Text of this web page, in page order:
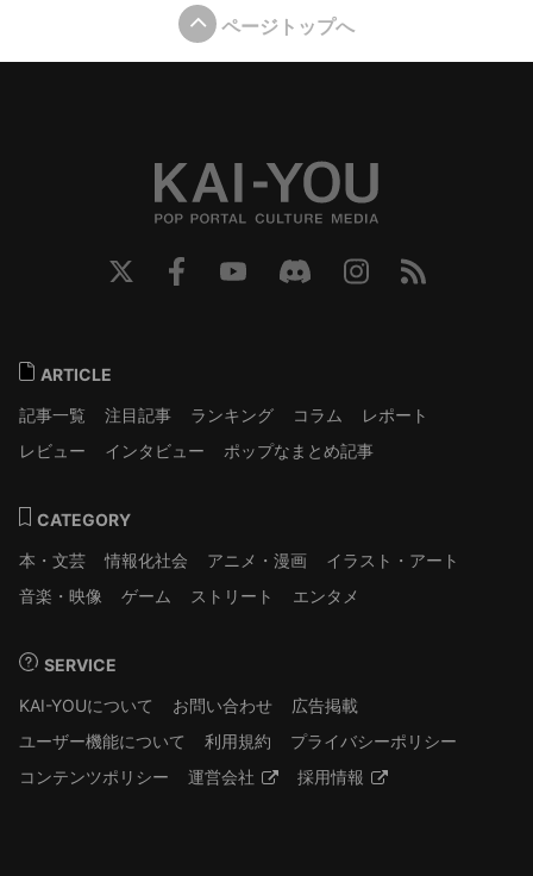
ページトップへ
ARTICLE
記事一覧
注目記事 ランキング コラム
レポート
レビュー
インタビュー ポップなまとめ記事
CATEGORY
本・文芸
情報化社会 アニメ・漫画
イラスト・アート
音楽・映像
ゲーム ストリート エンタメ
SERVICE
KAI-YOUについて
お問い合わせ
広告掲載
ユーザー機能について
利用規約
プライバシーポリシー
コンテンツポリシー
運営会社 採用情報